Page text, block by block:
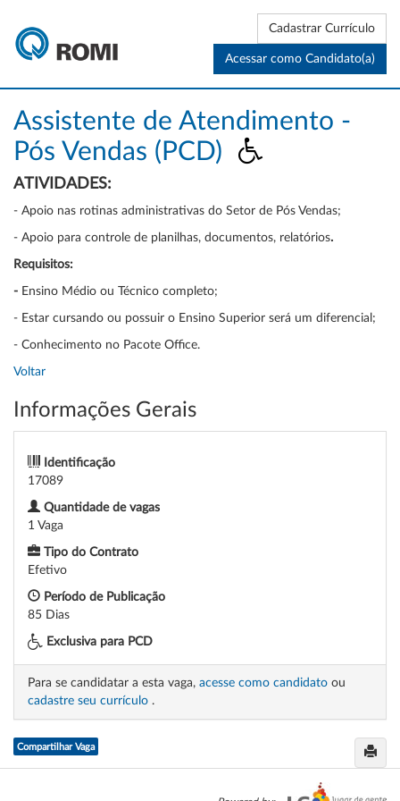
Cadastrar Currículo
Acessar como Candidato(a)
Assistente de Atendimento -
Pós Vendas (PCD)
ATIVIDADES:
- Apoio nas rotinas administrativas do Setor de Pós Vendas;
- Apoio para controle de planilhas, documentos, relatórios.
Requisitos:
- Ensino Médio ou Técnico completo;
- Estar cursando ou possuir o Ensino Superior será um diferencial;
- Conhecimento no Pacote Office.
Voltar
Informações Gerais
Identificação
17089
Quantidade de vagas
1 Vaga
Tipo do Contrato
Efetivo
Período de Publicação
85 Dias
Exclusiva para PCD
Para se candidatar a esta vaga, acesse como candidato ou
cadastre seu currículo .
Compartilhar Vaga